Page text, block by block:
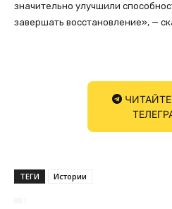
значительно улучшили
завершать восстановление», —
ТЕГИ Истории